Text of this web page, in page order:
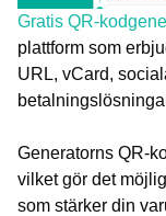
Gratis QR-
plattform som
URL, vCard,
Generatorns QR-
vilket gör det
som stärker din